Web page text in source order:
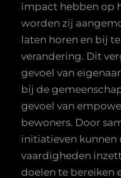
impact hebben op
worden zij
laten horen en bij
verandering. Dit
gevoel van
bij de
gevoel van
bewoners. Door
initiatieven kunnen
vaardigheden
doelen te bereiken